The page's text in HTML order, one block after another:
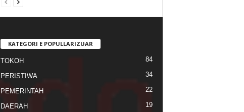
KATEGORI E POPULLARIZUAR
TOKOH 84
PERISTIWA 34
PEMERINTAH 22
DAERAH 19